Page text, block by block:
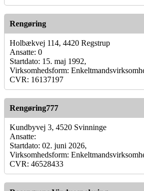
Rengøring
Holbækvej 114, 4420 Regstrup
Ansatte: 0
Startdato: 15. maj 1992,
Virksomhedsform:
CVR: 16137197
Rengøring777
Kundbyvej 3, 4520 Svinninge
Ansatte:
Startdato: 02. juni 2026,
Virksomhedsform:
CVR: 46528433